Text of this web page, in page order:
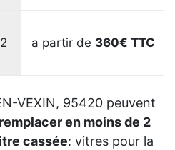
a partir de 360€ TTC
VEXIN, 95420 peuvent
remplacer en moins de 2
cassée: vitres pour la